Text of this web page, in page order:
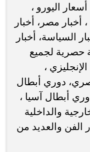
اليورو ،
أخبار مصر، أخبار
السياسة، أخبار
حصرية لجميع
،
دوري أبطال
أبطال آسيا ،
والداخلية
الفن والعديد من